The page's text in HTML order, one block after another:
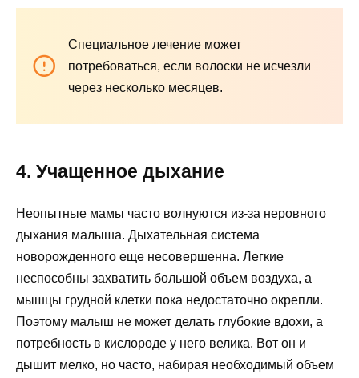
Специальное лечение может
потребоваться, если волоски не исчезли
через несколько месяцев.
4. Учащенное дыхание
Неопытные мамы часто волнуются из-за неровного
дыхания малыша. Дыхательная система
новорожденного еще несовершенна. Легкие
неспособны захватить большой объем воздуха, а
мышцы грудной клетки пока недостаточно окрепли.
Поэтому малыш не может делать глубокие вдохи, а
потребность в кислороде у него велика. Вот он и
дышит мелко, но часто, набирая необходимый объем